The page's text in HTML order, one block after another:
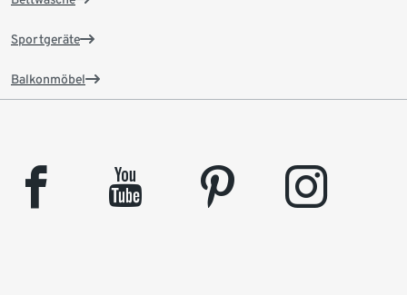
Sportgeräte
Balkonmöbel
facebook youtube pinterest instagram